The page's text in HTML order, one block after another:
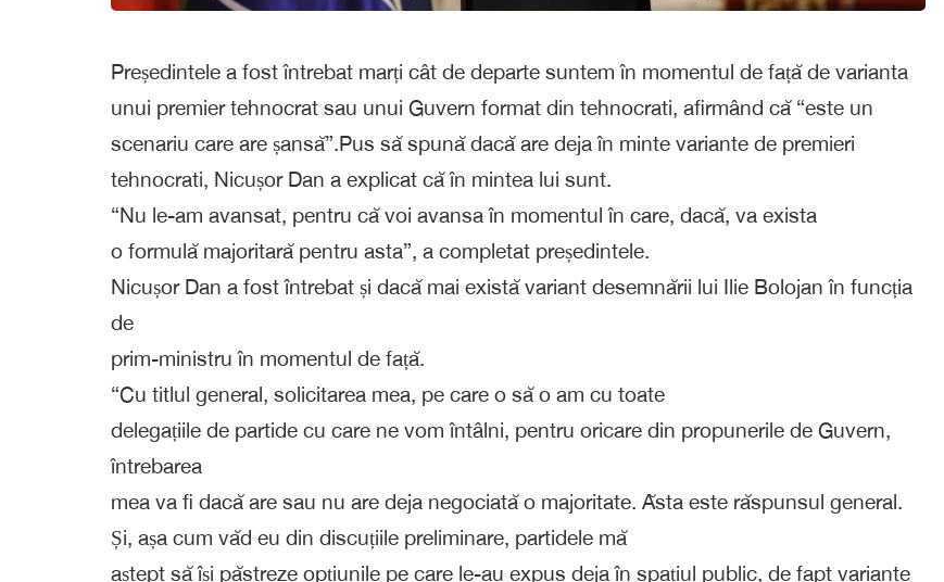
Președintele a fost întrebat marți cât de departe suntem în momentul de față de varianta
unui premier tehnocrat sau unui Guvern format din tehnocrati, afirmând că “este un
scenariu care are șansă”.Pus să spună dacă are deja în minte variante de premieri
tehnocrati, Nicușor Dan a explicat că în mintea lui sunt.
“Nu le-am avansat, pentru că voi avansa în momentul în care, dacă, va exista
o formulă majoritară pentru asta”, a completat președintele.
Nicușor Dan a fost întrebat și dacă mai există variant desemnării lui Ilie Bolojan în funcția
de
prim-ministru în momentul de față.
“Cu titlul general, solicitarea mea, pe care o să o am cu toate
delegațiile de partide cu care ne vom întâlni, pentru oricare din propunerile de Guvern,
întrebarea
mea va fi dacă are sau nu are deja negociată o majoritate. Ăsta este răspunsul general.
Și, așa cum văd eu din discuțiile preliminare, partidele mă
aștept să își păstreze opțiunile pe care le-au expus deja în spațiul public, de fapt variante